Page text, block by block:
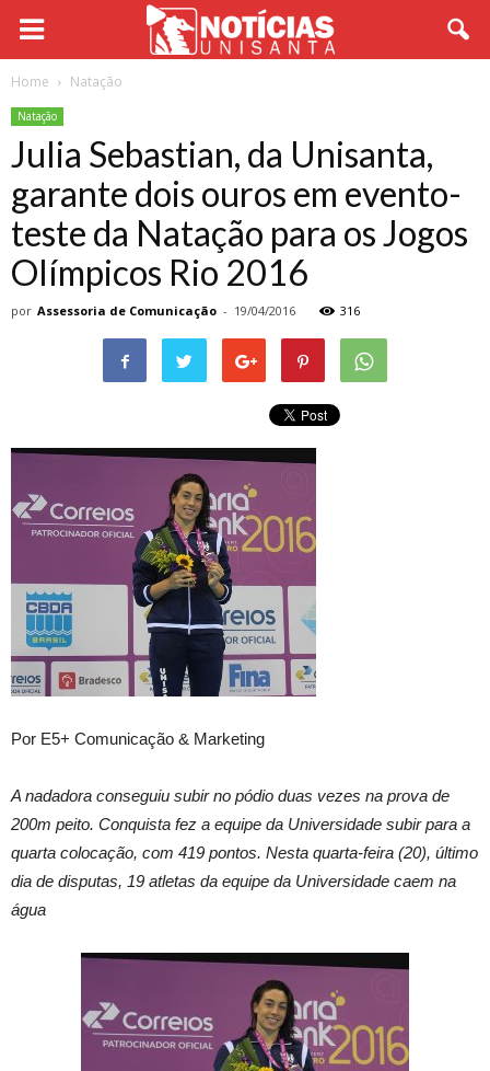
Home Natação
Natação
Julia Sebastian, da Unisanta,
garante dois ouros em evento-
teste da Natação para os Jogos
Olímpicos Rio 2016
por Assessoria de Comunicação - 19/04/2016 316
Por E5+ Comunicação & Marketing
A nadadora conseguiu subir no pódio duas vezes na prova de
200m peito. Conquista fez a equipe da Universidade subir para a
quarta colocação, com 419 pontos. Nesta quarta-feira (20), último
dia de disputas, 19 atletas da equipe da Universidade caem na
água